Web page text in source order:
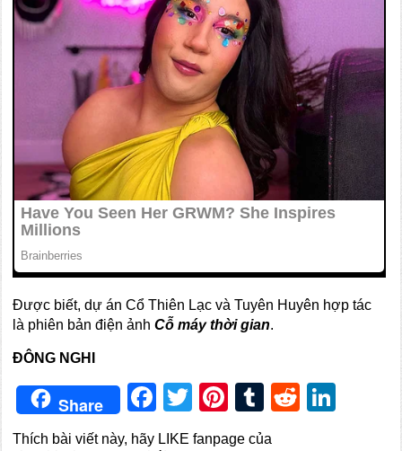
Được biết, dự án Cổ Thiên Lạc và Tuyên Huyên hợp tác
là phiên bản điện ảnhCỗ máy thời gian.
ĐÔNG NGHI
Share Facebook
TwitterPinterest
TumblrReddit
Thích bài viết này, hãy LIKE fanpage của